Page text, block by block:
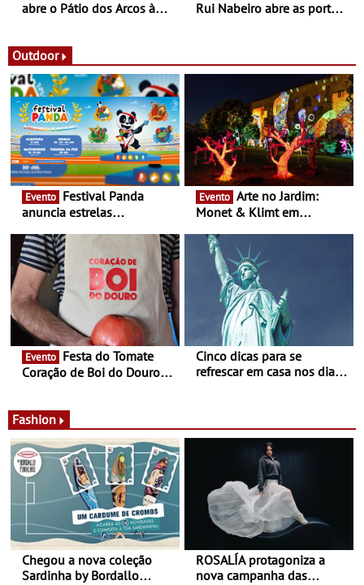
abre o Pátio dos Arcos à
Rui Nabeiro abre as portas
16 de agosto
Outdoor
Evento
anuncia estrelas
- Entre Junho e Julho pelo
país
Evento
Monet & Klimt em
ao final de Setembro -
Experiência luminosa no
jardim do Museu de
Alberto Sampaio
Evento
Coração de Boi do Douro -
Cinco dicas para se
refrescar em casa nos dias
Fashion
Chegou a nova coleção
Sardinha by Bordallo
ROSALÍA protagoniza a
nova campanha das